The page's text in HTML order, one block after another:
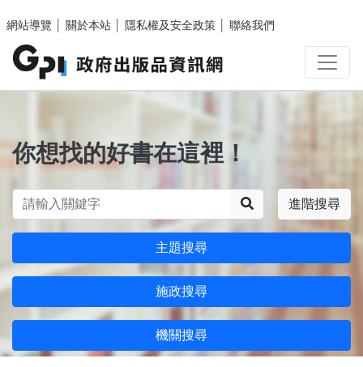
網站導覽
關於本站 隱私權及安全政策 聯絡我們
你想找的好書在這裡！
進階搜尋
主題搜尋
施政搜尋
機關搜尋